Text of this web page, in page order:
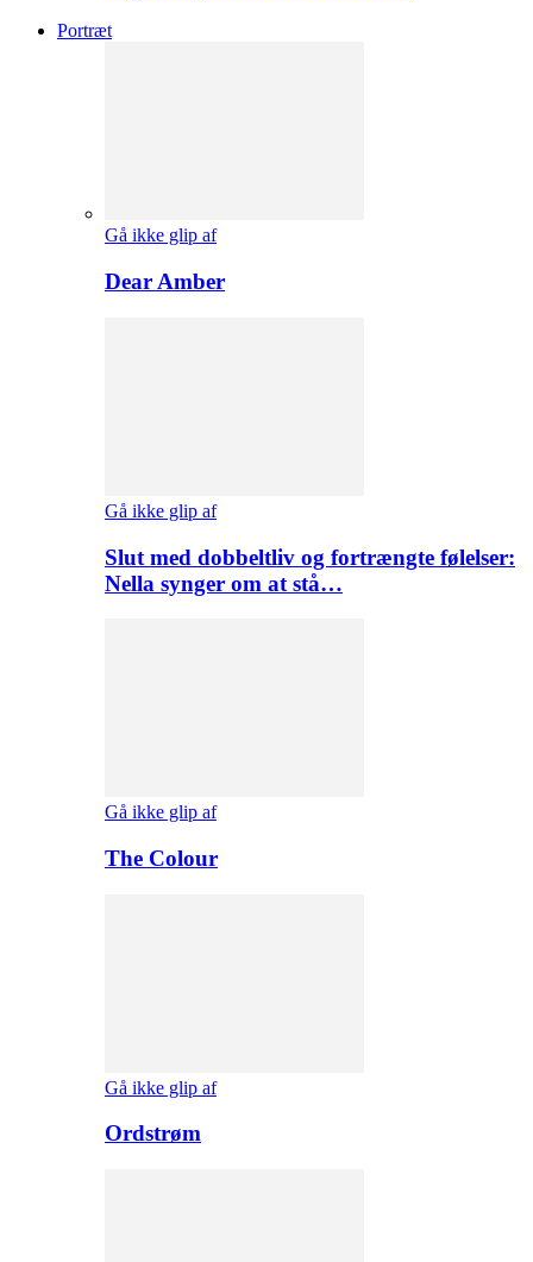
Portræt
Gå ikke glip af
Dear Amber
Gå ikke glip af
Slut med dobbeltliv og fortrængte følelser:
Nella synger om at stå…
Gå ikke glip af
The Colour
Gå ikke glip af
Ordstrøm